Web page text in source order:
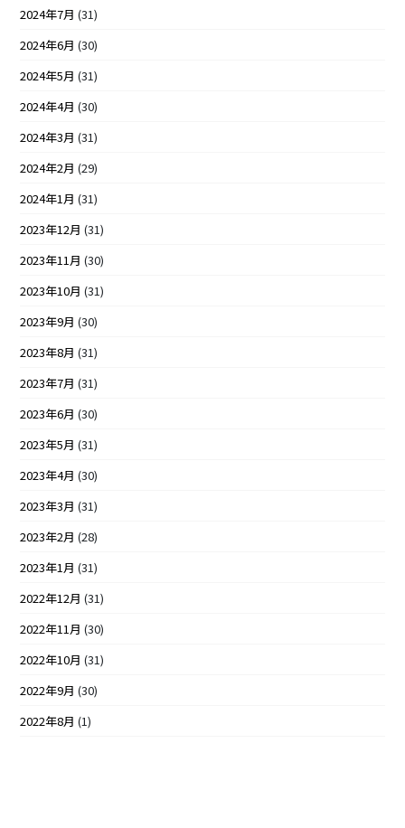
2024年7月 (31)
2024年6月 (30)
2024年5月 (31)
2024年4月 (30)
2024年3月 (31)
2024年2月 (29)
2024年1月 (31)
2023年12月 (31)
2023年11月 (30)
2023年10月 (31)
2023年9月 (30)
2023年8月 (31)
2023年7月 (31)
2023年6月 (30)
2023年5月 (31)
2023年4月 (30)
2023年3月 (31)
2023年2月 (28)
2023年1月 (31)
2022年12月 (31)
2022年11月 (30)
2022年10月 (31)
2022年9月 (30)
2022年8月 (1)